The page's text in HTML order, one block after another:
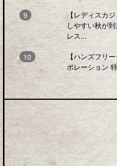
【レディスカ
しやすい秋が
レス...
【ハンズフリ
ポレーション